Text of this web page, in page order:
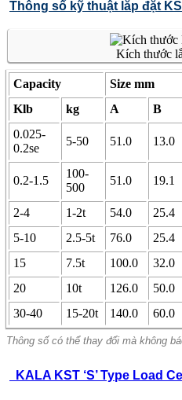
Thông số kỹ thuật lắp đặt
Kích thước
Capacity Size mm
Klb
kg A B
0.025-
0.2se
5-50 51.0 13.0
0.2-1.5
100-
500
51.0 19.1
2-4 1-2t 54.0 25.4
5-10
2.5-5t 76.0 25.4
15
7.5t 100.0 32.0
20
10t 126.0 50.0
30-40
15-20t 140.0 60.0
Thông số có thể thay đổi mà không
KALA KST ‘S’ Type Load